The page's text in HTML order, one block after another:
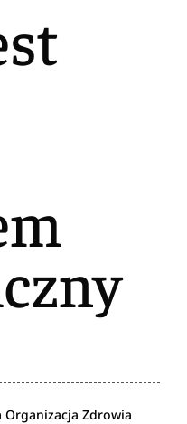
Organizacja Zdrowia